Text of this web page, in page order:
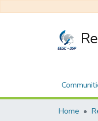
Home